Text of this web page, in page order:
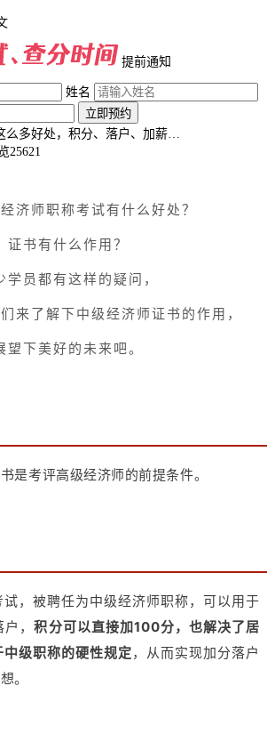
提前通知
姓名
立即预约
么多好处，积分、落户、加薪…
25621
济师职称考试有什么好处？
证书有什么作用？
学员都有这样的疑问，
来了解下中级经济师证书的作用，
望下美好的未来吧。
是考评高级经济师的前提条件。
，被聘任为中级经济师职称，可以用于
户，积分可以直接加100分，也解决了居
级职称的硬性规定，从而实现加分落户
。